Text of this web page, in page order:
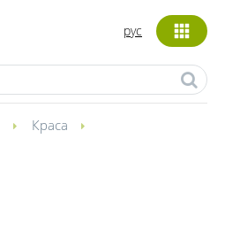
рус
Краса